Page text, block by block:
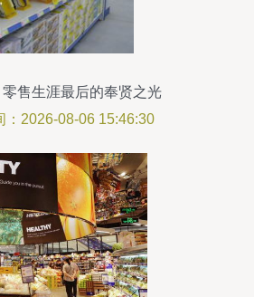
售生涯最后的奉贤之光
：2026-08-06 15:46:30